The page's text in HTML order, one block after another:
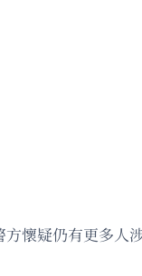
懷疑仍有更多人